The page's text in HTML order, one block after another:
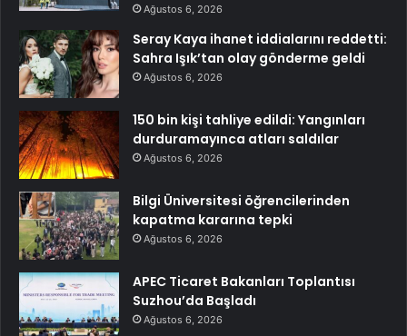
Ağustos 6, 2026
Seray Kaya ihanet iddialarını reddetti:
Sahra Işık’tan olay gönderme geldi
Ağustos 6, 2026
150 bin kişi tahliye edildi: Yangınları
durduramayınca atları saldılar
Ağustos 6, 2026
Bilgi Üniversitesi öğrencilerinden
kapatma kararına tepki
Ağustos 6, 2026
APEC Ticaret Bakanları Toplantısı
Suzhou’da Başladı
Ağustos 6, 2026